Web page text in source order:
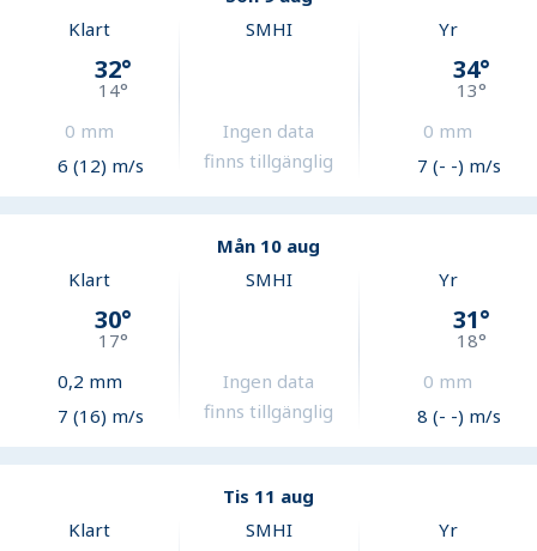
Klart
32°
14°
0 mm
6 (12) m/s
SMHI
Ingen data
finns tillgänglig
Yr
34°
13°
0 mm
7 (- -) m/s
Mån 10 aug
Klart
30°
17°
0,2 mm
7 (16) m/s
SMHI
Ingen data
finns tillgänglig
Yr
31°
18°
0 mm
8 (- -) m/s
Tis 11 aug
Klart
SMHI Yr